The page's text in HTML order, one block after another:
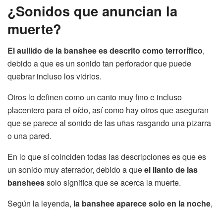
¿Sonidos que anuncian la
muerte?
El aullido de la banshee es descrito como terrorífico,
debido a que es un sonido tan perforador que puede
quebrar incluso los vidrios.
Otros lo definen como un canto muy fino e incluso
placentero para el oído, así como hay otros que aseguran
que se parece al sonido de las uñas rasgando una pizarra
o una pared.
En lo que sí coinciden todas las descripciones es que es
un sonido muy aterrador, debido a queel llanto de las
bansheessolo significa que se acerca la muerte.
Según la leyenda, la banshee aparece solo en la noche,